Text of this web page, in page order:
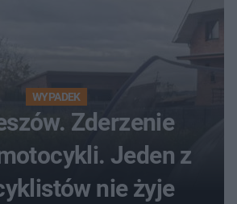
WYPADEK
Zderzenie
Jeden z
nie żyje